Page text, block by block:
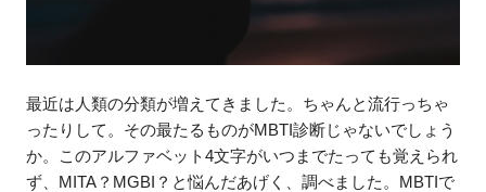
最近は人類の分類が増えてきました。ちゃんと流行っちゃ
ったりして。その最たるものがMBTI診断じゃないでしょう
か。このアルファベット4文字がいつまでたっても覚えられ
ず、MITA？MGBI？と悩んだあげく、調べました。MBTIで